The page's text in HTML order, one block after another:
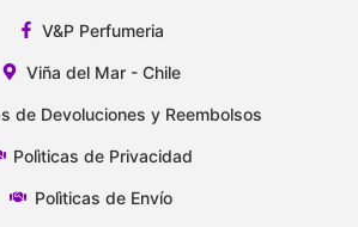
V&P Perfumeria
Viña del Mar - Chile
de Devoluciones y Reembolsos
Polìticas de Privacidad
Polìticas de Envío